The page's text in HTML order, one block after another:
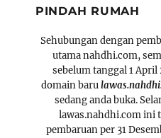
PINDAH RUMAH
Sehubungan dengan
utama nahdhi.com,
sebelum tanggal 1 April
domain baru
sedang anda buka.
lawas.nahdhi.com ini
pembaruan per 31